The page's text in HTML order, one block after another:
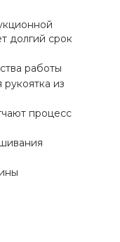
долгий срок
работы
из
процесс